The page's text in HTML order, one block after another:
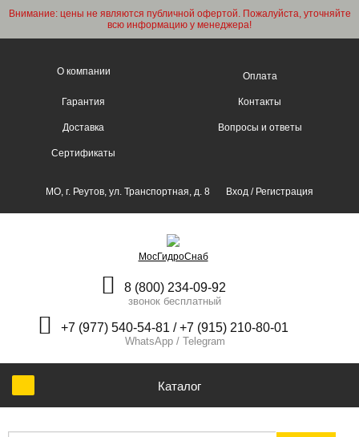
Внимание: цены не являются публичной офертой. Пожалуйста, уточняйте
всю информацию у менеджера!
О компании Оплата
Гарантия Контакты
Доставка Вопросы и ответы
Сертификаты
МО, г. Реутов, ул. Транспортная, д. 8 Вход /Регистрация
МосГидроСнаб
8 (800) 234-09-92
звонок бесплатный
+7 (977) 540-54-81 / +7 (915) 210-80-01
WhatsApp / Telegram
Каталог